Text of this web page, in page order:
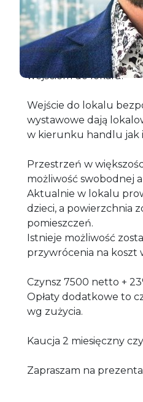
Oferta wynajmu
163m w samym
Idealna lokalizacja i
wejściem do lokalu.
Wejście do lokalu
wystawowe dają
w kierunku handlu jak i
Przestrzeń w
możliwość swobodnej
Aktualnie w lokalu
dzieci, a powierzchnia
pomieszczeń.
Istnieje możliwość
przywrócenia na koszt
Czynsz 7500 netto +
Opłaty dodatkowe to
wg zużycia.
Kaucja 2 miesięczny
Zapraszam na